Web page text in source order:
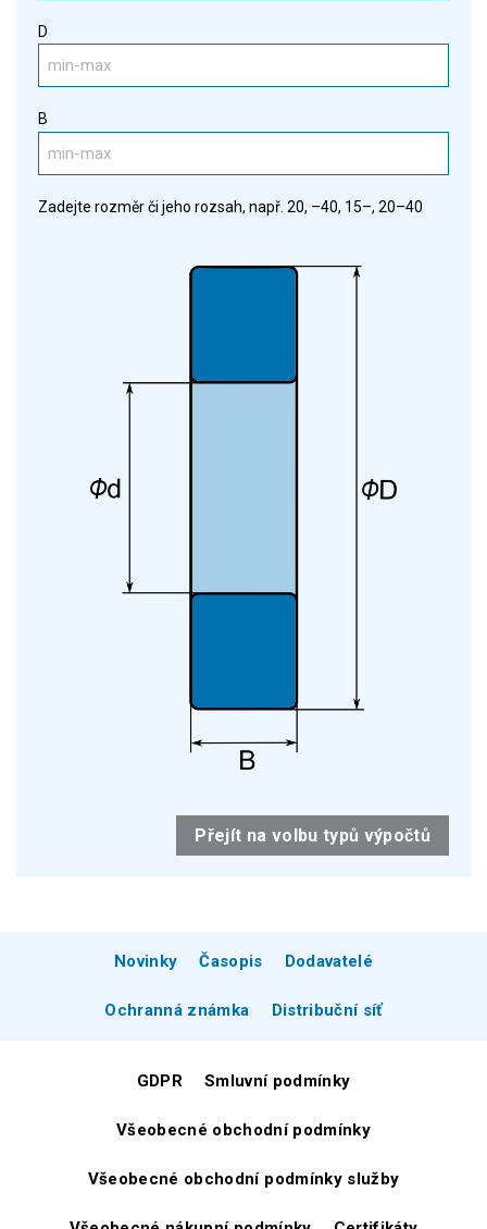
D
B
Zadejte rozměr či jeho rozsah, např. 20, –40, 15–, 20–40
Přejít na volbu typů výpočtů
Novinky Časopis Dodavatelé
Ochranná známka Distribuční síť
GDPR Smluvní podmínky
Všeobecné obchodní podmínky
Všeobecné obchodní podmínky služby